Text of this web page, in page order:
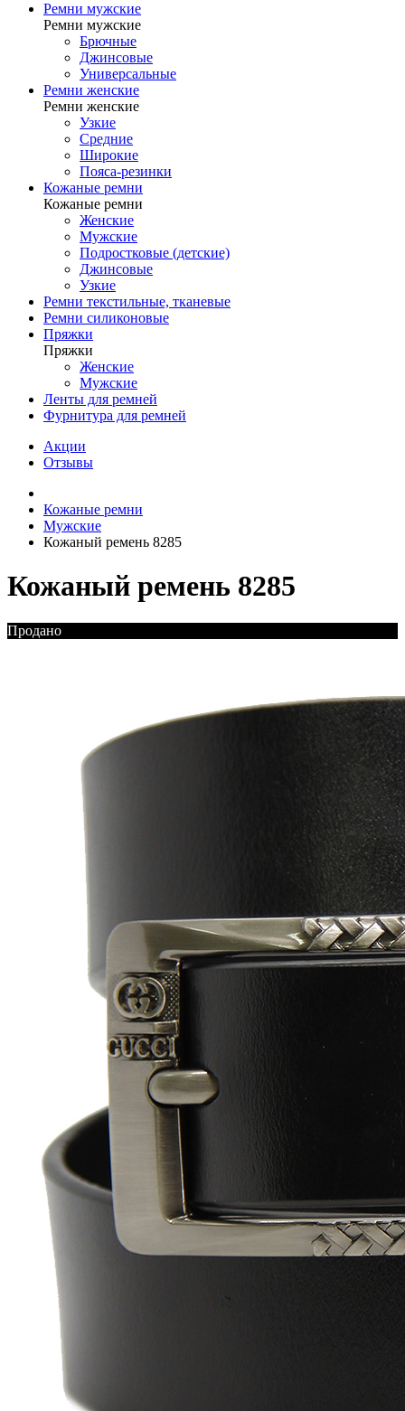
Ремни мужские
Ремни мужские
Брючные
Джинсовые
Универсальные
Ремни женские
Ремни женские
Узкие
Средние
Широкие
Пояса-резинки
Кожаные ремни
Кожаные ремни
Женские
Мужские
Подростковые (детские)
Джинсовые
Узкие
Ремни текстильные, тканевые
Ремни силиконовые
Пряжки
Пряжки
Женские
Мужские
Ленты для ремней
Фурнитура для ремней
Акции
Отзывы
Кожаные ремни
Мужские
Кожаный ремень 8285
Кожаный ремень 8285
Продано